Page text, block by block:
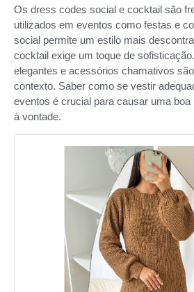
Os dress codes social e cocktail são
utilizados em eventos como festas e
social permite um estilo mais
cocktail exige um toque de
elegantes e acessórios chamativos
contexto. Saber como se vestir
eventos é crucial para causar uma
à vontade.